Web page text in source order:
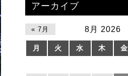
アーカイブ
8月 2026
月 火 水 木 金
« 7月